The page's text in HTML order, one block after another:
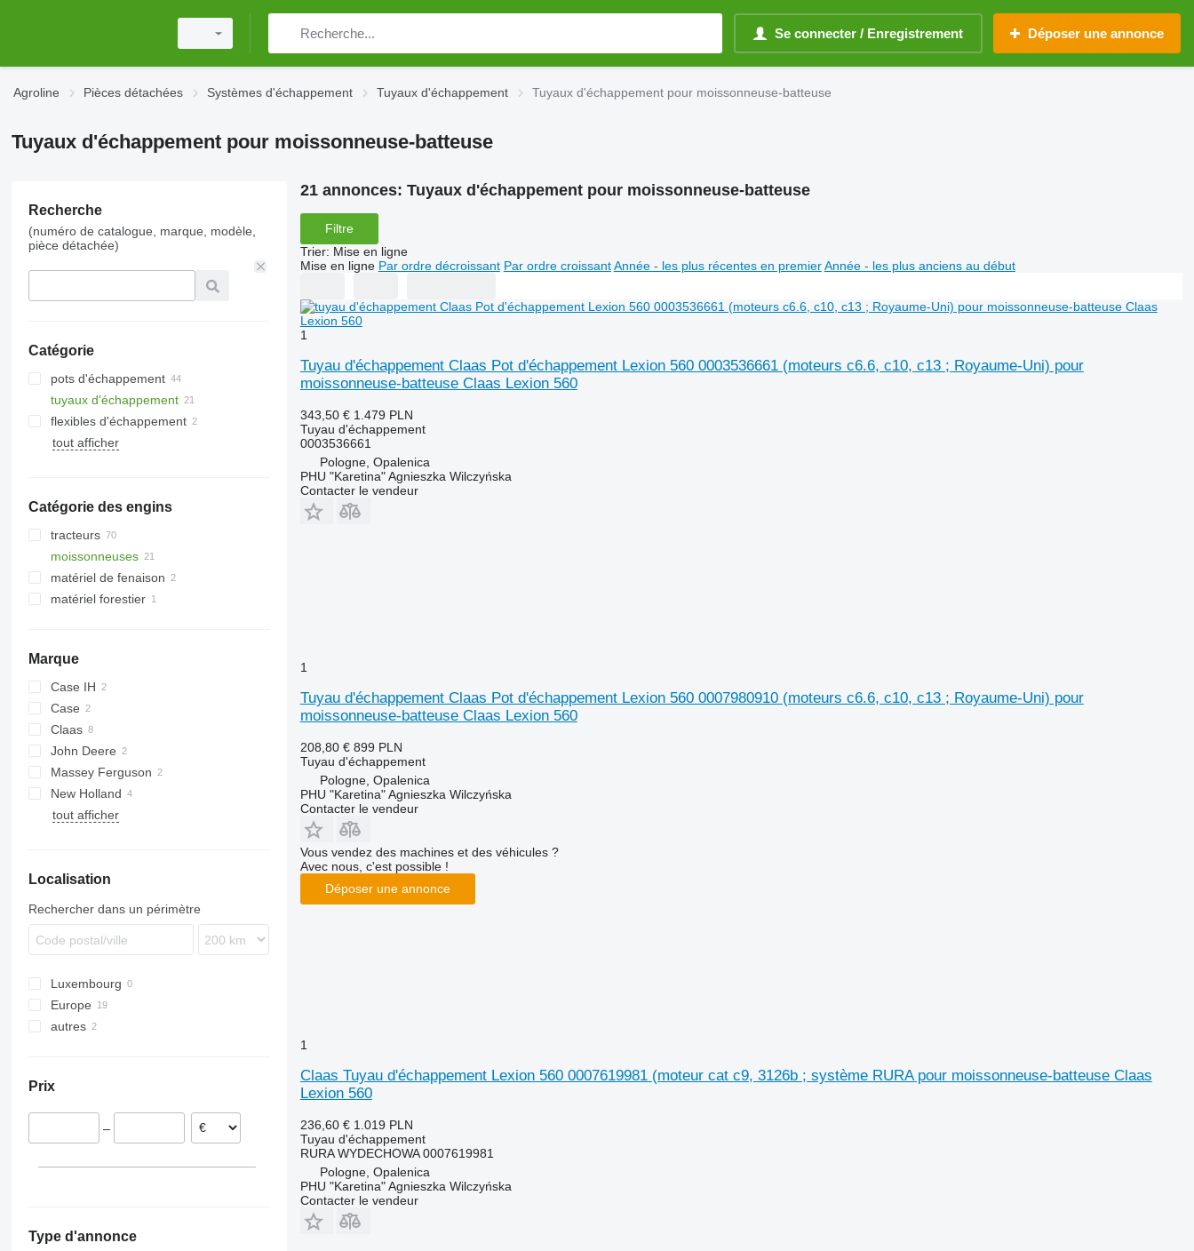
Se connecter / Enregistrement Déposer une annonce
Agroline Pièces détachées Systèmes d'échappement Tuyaux d'échappement Tuyaux d'échappement pour moissonneuse-batteuse
Tuyaux d'échappement pour moissonneuse-batteuse
Recherche
(numéro de catalogue, marque, modèle,
pièce détachée)
Catégorie
pots d'échappement
tuyaux d'échappement
flexibles d'échappement
tout afficher
Catégorie des engins
tracteurs
tracteurs à chenilles
tracteurs à roues
moissonneuses
moissonneuses-batteuses
matériel de fenaison
chargeurs agricoles
matériel forestier
Marque
Case IH
Case
Claas
C-series
Lexion
D-series
John Deere
T-series
Massey Ferguson
7278
9280
New Holland
T-series
tout afficher
Localisation
Rechercher dans un périmètre
Luxembourg
Europe
Danemark
autres
Prix
–
Type d'annonce
21 annonces: Tuyaux d'échappement pour moissonneuse-batteuse
Filtre
Trier: Mise en ligne
Mise en ligne Par ordre décroissant Par ordre croissant Année - les plus récentes en premier Année - les plus anciens au début
1
Tuyau d'échappement Claas Pot d'échappement Lexion 560 0003536661 (moteurs c6.6, c10, c13 ; Royaume-Uni) pour
moissonneuse-batteuse Claas Lexion 560
343,50 € 1.479 PLN
Tuyau d'échappement
0003536661
Pologne, Opalenica
PHU "Karetina" Agnieszka Wilczyńska
Contacter le vendeur
1
Tuyau d'échappement Claas Pot d'échappement Lexion 560 0007980910 (moteurs c6.6, c10, c13 ; Royaume-Uni) pour
moissonneuse-batteuse Claas Lexion 560
208,80 € 899 PLN
Tuyau d'échappement
Pologne, Opalenica
PHU "Karetina" Agnieszka Wilczyńska
Contacter le vendeur
Vous vendez des machines et des véhicules ?
Avec nous, c'est possible !
Déposer une annonce
1
Claas Tuyau d'échappement Lexion 560 0007619981 (moteur cat c9, 3126b ; système RURA pour moissonneuse-batteuse Claas
Lexion 560
236,60 € 1.019 PLN
Tuyau d'échappement
RURA WYDECHOWA 0007619981
Pologne, Opalenica
PHU "Karetina" Agnieszka Wilczyńska
Contacter le vendeur